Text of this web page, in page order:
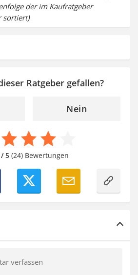
der im Kaufratgeber
sortiert)
Ratgeber gefallen?
Nein
5(24) Bewertungen
verfassen